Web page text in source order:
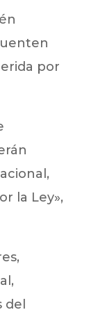
por
la Ley»,